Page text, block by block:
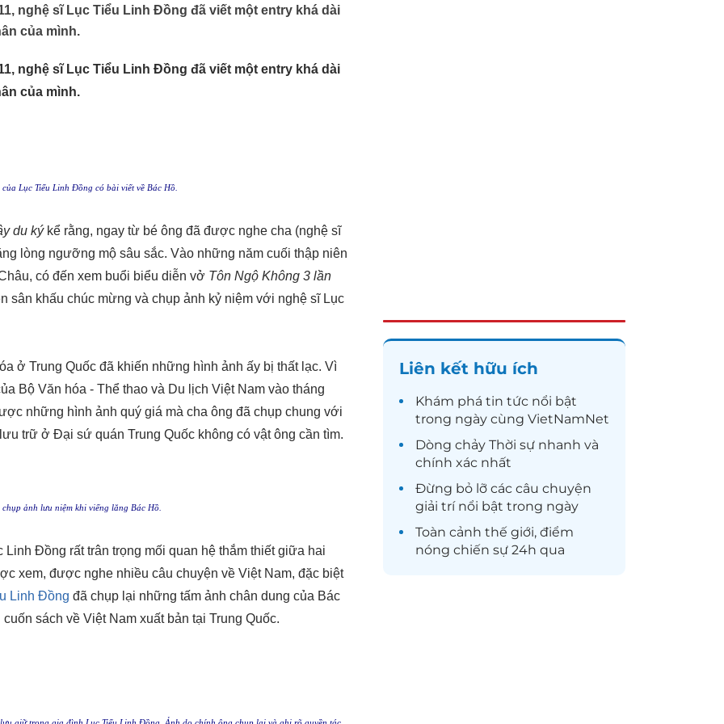
nghệ sĩ Lục Tiểu Linh Đồng đã viết một entry khá dài
của mình.
nghệ sĩ Lục Tiểu Linh Đồng đã viết một entry khá dài
của mình.
Lục Tiểu Linh Đồng có bài viết về Bác Hồ.
du kýkể rằng, ngay từ bé ông đã được nghe cha (nghệ sĩ
lòng ngưỡng mộ sâu sắc. Vào những năm cuối thập niên
có đến xem buổi biểu diễn vở Tôn Ngộ Không 3 lần
sân khấu chúc mừng và chụp ảnh kỷ niệm với nghệ sĩ Lục
ở Trung Quốc đã khiến những hình ảnh ấy bị thất lạc. Vì
Bộ Văn hóa - Thể thao và Du lịch Việt Nam vào tháng
những hình ảnh quý giá mà cha ông đã chụp chung với
trữ ở Đại sứ quán Trung Quốc không có vật ông cần tìm.
ảnh lưu niệm khi viếng lăng Bác Hồ.
Đồng rất trân trọng mối quan hệ thắm thiết giữa hai
xem, được nghe nhiều câu chuyện về Việt Nam, đặc biệt
Linh Đồng đã chụp lại những tấm ảnh chân dung của Bác
sách về Việt Nam xuất bản tại Trung Quốc.
Liên kết hữu ích
Khám phá tin tức nổi bật
trong ngày cùng VietNamNet
Dòng chảy Thời sự nhanh và
chính xác nhất
Đừng bỏ lỡ các câu chuyện
giải trínổi bật trong ngày
Toàn cảnh thế giới, điểm
nóng chiến sự 24h qua